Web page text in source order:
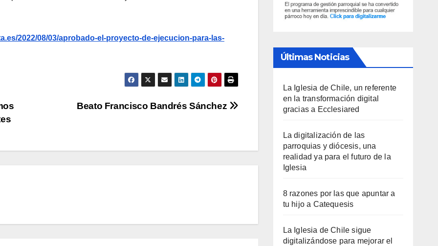
2022/08/03/aprobado-el-proyecto-de-ejecucion-para-las-
Beato Francisco Bandrés Sánchez
Últimas Noticias
La Iglesia de Chile, un referente
en la transformación digital
gracias a Ecclesiared
La digitalización de las
parroquias y diócesis, una
realidad ya para el futuro de la
Iglesia
8 razones por las que apuntar a
tu hijo a Catequesis
La Iglesia de Chile sigue
digitalizándose para mejorar el